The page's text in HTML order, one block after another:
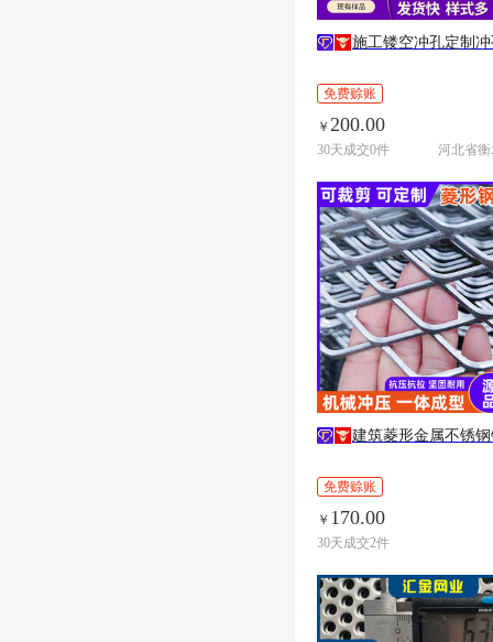
施工镂空冲孔定制
免费赊账
￥ 200.00
30天成交0件
建筑菱形金属不锈
免费赊账
￥ 170.00
30天成交2件